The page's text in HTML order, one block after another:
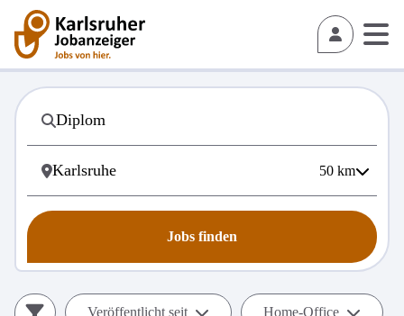
50 km
Jobs finden
Veröffentlicht seit Home-Office